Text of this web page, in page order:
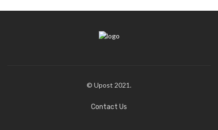
© Upost 2021.
Contact Us